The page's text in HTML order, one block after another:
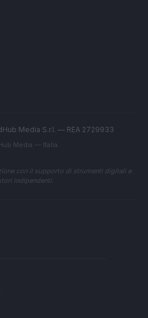
Media S.r.l. — REA 2729933
Media — Italia
con il supporto di strumenti digitali e
indipendenti.